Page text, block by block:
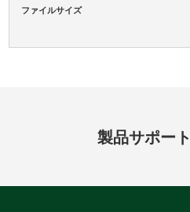
ファイルサイズ
製品サポート